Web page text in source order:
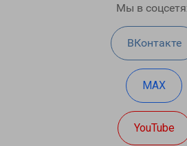
Мы в
ВКонтакте
MAX
YouTube